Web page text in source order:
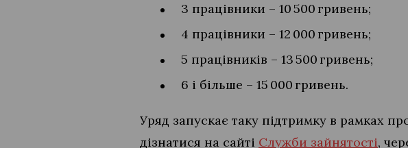
3 працівники – 10 500 гривень;
4 працівники – 12 000 гривень;
5 працівників – 13 500 гривень;
6 і більше – 15 000 гривень.
Уряд запускає таку підтримку в рамках
дізнатися на сайті Служби зайнятості,